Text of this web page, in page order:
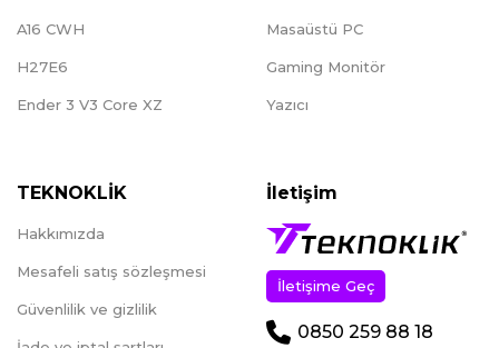
A16 CWH
H27E6
Ender 3 V3 Core XZ
Masaüstü PC
Gaming Monitör
Yazıcı
TEKNOKLİK
Hakkımızda
Mesafeli satış sözleşmesi
Güvenlilik ve gizlilik
İletişim
İletişime Geç
0850 259 88 18